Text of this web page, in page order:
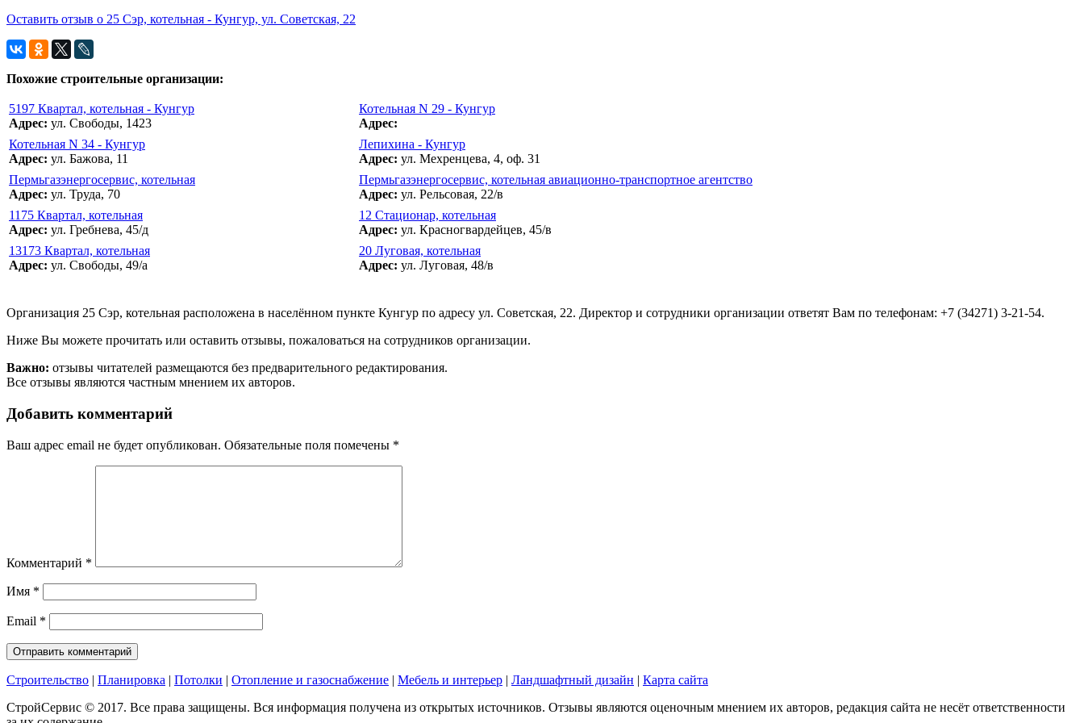
Оставить отзыв о 25 Сэр, котельная - Кунгур, ул. Советская, 22
Похожие строительные организации:
5197 Квартал, котельная - Кунгур
Адрес: ул. Свободы, 1423
Котельная N 29 - Кунгур
Адрес:
Котельная N 34 - Кунгур
Адрес: ул. Бажова, 11
Лепихина - Кунгур
Адрес: ул. Мехренцева, 4, оф. 31
Пермьгазэнергосервис, котельная
Адрес: ул. Труда, 70
Пермьгазэнергосервис, котельная авиационно-транспортное агентство
Адрес: ул. Рельсовая, 22/в
1175 Квартал, котельная
Адрес: ул. Гребнева, 45/д
12 Стационар, котельная
Адрес: ул. Красногвардейцев, 45/в
13173 Квартал, котельная
Адрес: ул. Свободы, 49/а
20 Луговая, котельная
Адрес: ул. Луговая, 48/в
Организация 25 Сэр, котельная расположена в населённом пункте Кунгур по адресу ул. Советская, 22. Директор и сотрудники организации ответят Вам по телефонам: +7 (34271) 3-21-54.
Ниже Вы можете прочитать или оставить отзывы, пожаловаться на сотрудников организации.
Важно: отзывы читателей размещаются без предварительного редактирования.
Все отзывы являются частным мнением их авторов.
Добавить комментарий
Ваш адрес email не будет опубликован. Обязательные поля помечены *
Комментарий *
Имя *
Email *
Строительство | Планировка | Потолки | Отопление и газоснабжение | Мебель и интерьер | Ландшафтный дизайн | Карта сайта
СтройСервис © 2017. Все права защищены. Вся информация получена из открытых источников. Отзывы являются оценочным мнением их авторов, редакция сайта не несёт ответственности